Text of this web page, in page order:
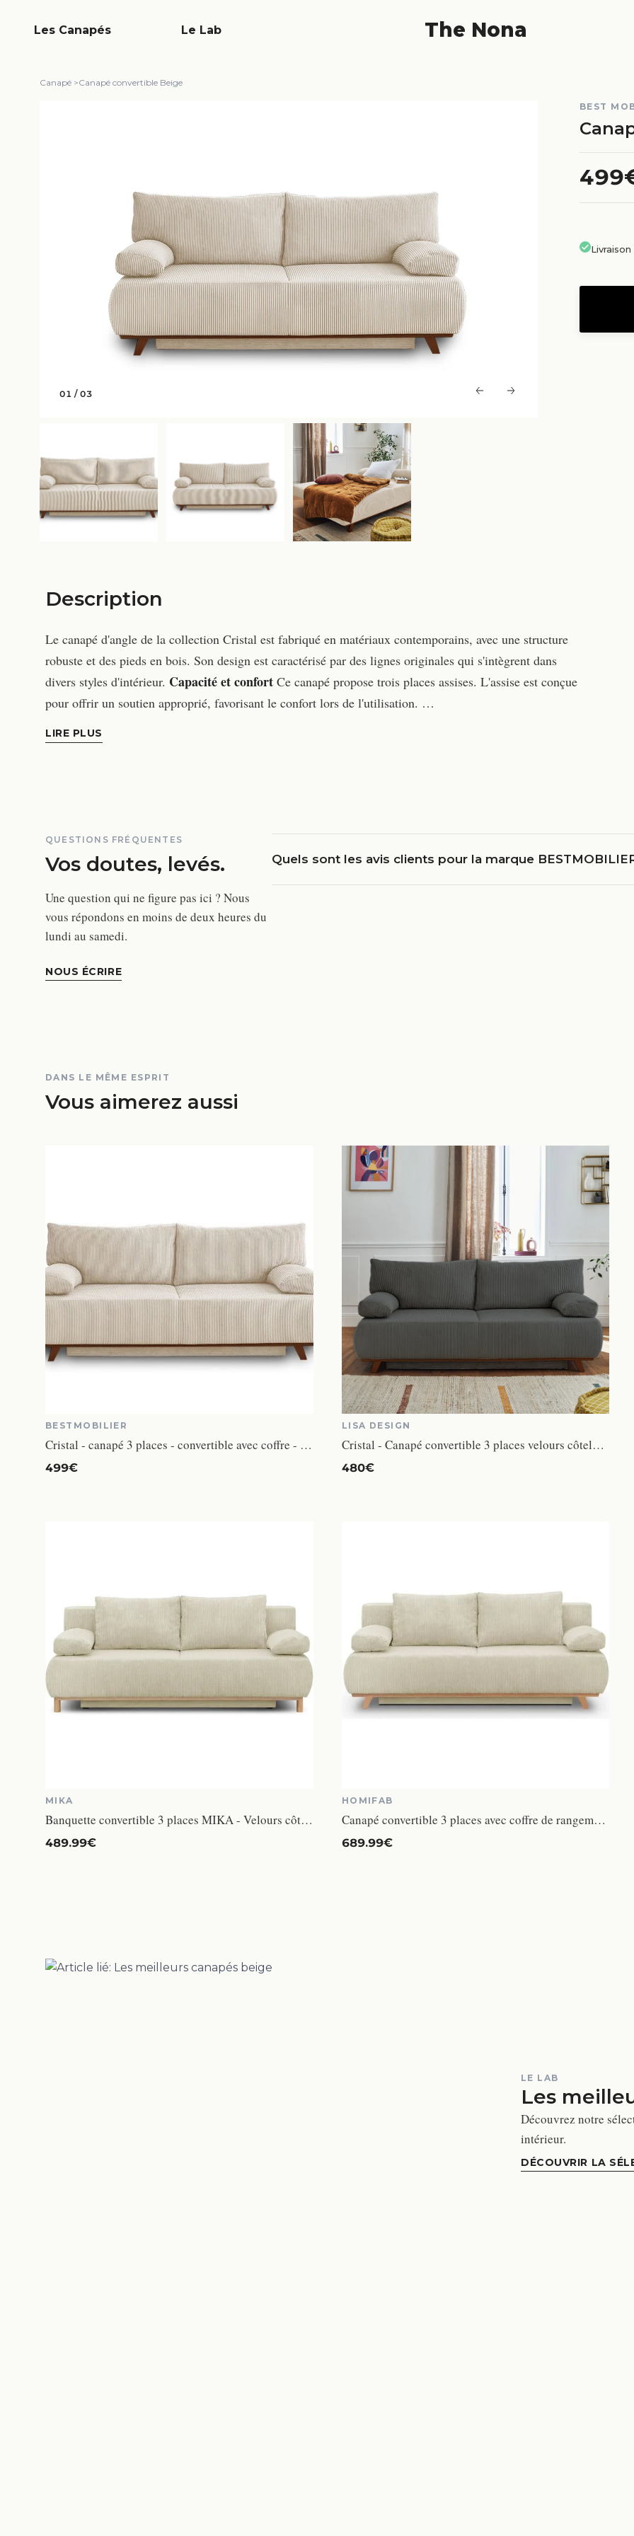
The Nona
Les Canapés Le Lab
Canapé >Canapé convertible Beige
01 /03
BEST
Description
Le canapé d'angle de la collection Cristal est fabriqué en matériaux contemporains, avec une structure
robuste et des pieds en bois. Son design est caractérisé par des lignes originales qui s'intègrent dans
divers styles d'intérieur. Capacité et confort Ce canapé propose trois places assises. L'assise est conçue
pour offrir un soutien approprié, favorisant le confort lors de l'utilisation. …
LIRE PLUS
QUESTIONS FRÉQUENTES
Vos doutes, levés.
Une question qui ne figure pas ici ? Nous
vous répondons en moins de deux heures du
lundi au samedi.
NOUS ÉCRIRE
Quels sont les avis clients pour la marque
DANS LE MÊME ESPRIT
Vous aimerez aussi
BESTMOBILIER
Cristal - canapé 3 places - convertible avec coffre - en velours côtelé
499€
LISA DESIGN
Cristal - Canapé convertible 3 places velours côtelé gris
480€
MIKA
Banquette convertible 3 places MIKA - Velours côtelé Beige - Coffre de rangement - L 192 x H 84 x P 93 cm
489.99€
HOMIFAB
Canapé convertible 3 places avec coffre de rangement en velours côtelé beige - Laria
689.99€
LE LAB
Les
Découvrez notre
intérieur.
DÉCOUVRIR LA